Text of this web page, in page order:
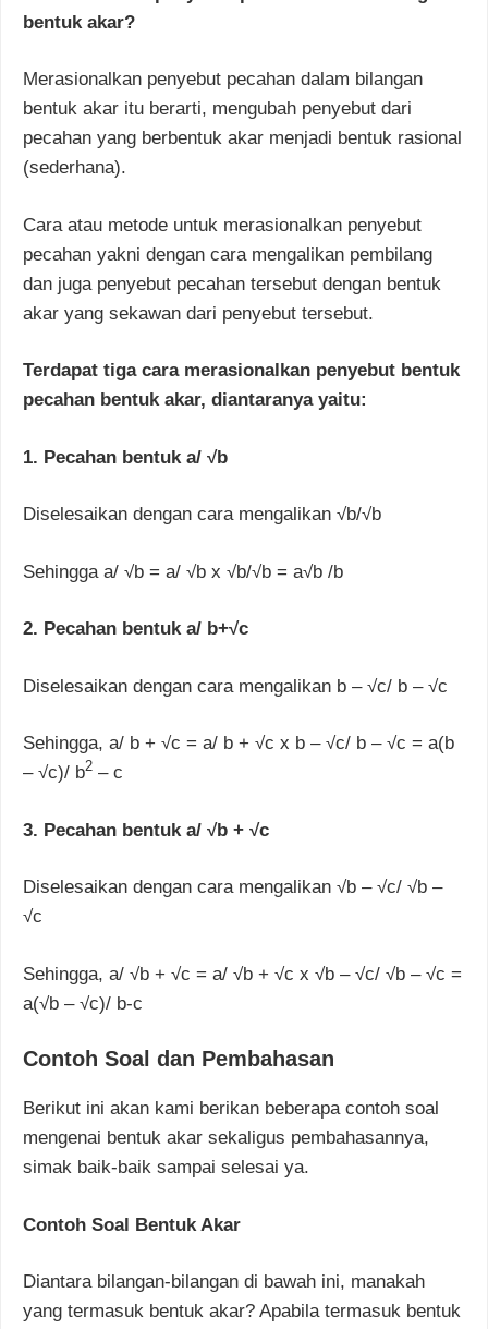
bentuk akar?
Merasionalkan penyebut pecahan dalam bilangan
bentuk akar itu berarti, mengubah penyebut dari
pecahan yang berbentuk akar menjadi bentuk rasional
(sederhana).
Cara atau metode untuk merasionalkan penyebut
pecahan yakni dengan cara mengalikan pembilang
dan juga penyebut pecahan tersebut dengan bentuk
akar yang sekawan dari penyebut tersebut.
Terdapat tiga cara merasionalkan penyebut bentuk
pecahan bentuk akar, diantaranya yaitu:
1. Pecahan bentuk a/ √b
Diselesaikan dengan cara mengalikan √b/√b
Sehingga a/ √b = a/ √b x √b/√b = a√b /b
2. Pecahan bentuk a/ b+√c
Diselesaikan dengan cara mengalikan b – √c/ b – √c
Sehingga, a/ b + √c = a/ b + √c x b – √c/ b – √c = a(b
– √c)/ b2 – c
3. Pecahan bentuk a/ √b + √c
Diselesaikan dengan cara mengalikan √b – √c/ √b –
√c
Sehingga, a/ √b + √c = a/ √b + √c x √b – √c/ √b – √c =
a(√b – √c)/ b-c
Contoh Soal dan Pembahasan
Berikut ini akan kami berikan beberapa contoh soal
mengenai bentuk akar sekaligus pembahasannya,
simak baik-baik sampai selesai ya.
Contoh Soal Bentuk Akar
Diantara bilangan-bilangan di bawah ini, manakah
yang termasuk bentuk akar? Apabila termasuk bentuk